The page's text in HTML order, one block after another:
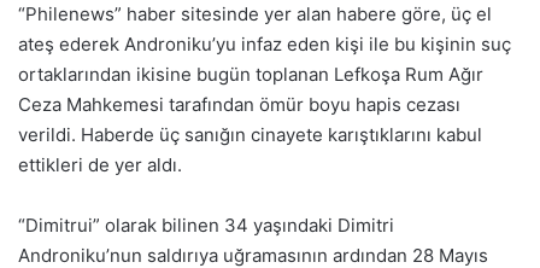
“Philenews” haber sitesinde yer alan habere göre, üç el
ateş ederek Androniku’yu infaz eden kişi ile bu kişinin suç
ortaklarından ikisine bugün toplanan Lefkoşa Rum Ağır
Ceza Mahkemesi tarafından ömür boyu hapis cezası
verildi. Haberde üç sanığın cinayete karıştıklarını kabul
ettikleri de yer aldı.
“Dimitrui” olarak bilinen 34 yaşındaki Dimitri
Androniku’nun saldırıya uğramasının ardından 28 Mayıs